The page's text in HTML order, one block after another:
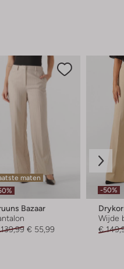
maten
Bazaar
€ 55,99
-50%
Wijde
€